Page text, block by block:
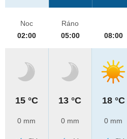
Noc
02:00
15 °C
0 mm
Ráno
05:00
13 °C
0 mm
08:00
18 °C
0 mm